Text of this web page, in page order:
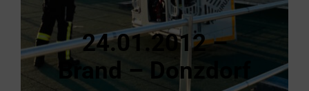
24.01.2012 –
Brand – Donzdorf